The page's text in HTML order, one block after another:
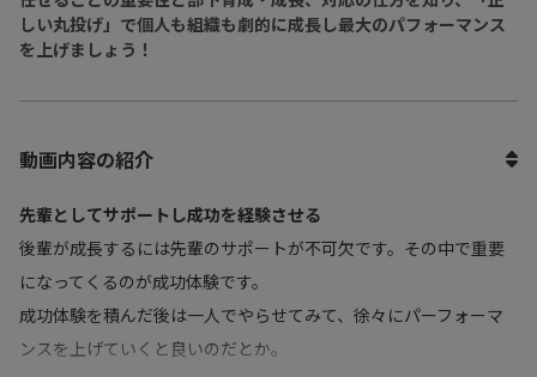
しい丸投げ」で個人も組織も劇的に成長し最大のパフォーマンス
を上げましょう！
動画内容の紹介
先輩としてサポートし成功を経験させる
後輩が成長するには先輩のサポートが不可欠です。その中で重要
になってくるのが成功体験です。
成功体験を積んだ後は一人でやらせてみて、徐々にパーフォーマ
ンスを上げていくと良いのだとか。